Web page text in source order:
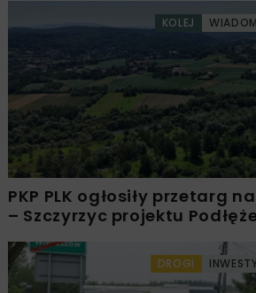
KOLEJ
PKP PLK ogłosiły przetarg
– Szczyrzyc projektu
DROGI